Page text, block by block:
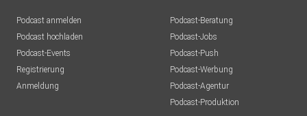
Podcast anmelden
Podcast hochladen
Podcast-Events
Registrierung
Anmeldung
Podcast-Beratung
Podcast-Jobs
Podcast-Push
Podcast-Werbung
Podcast-Agentur
Podcast-Produktion